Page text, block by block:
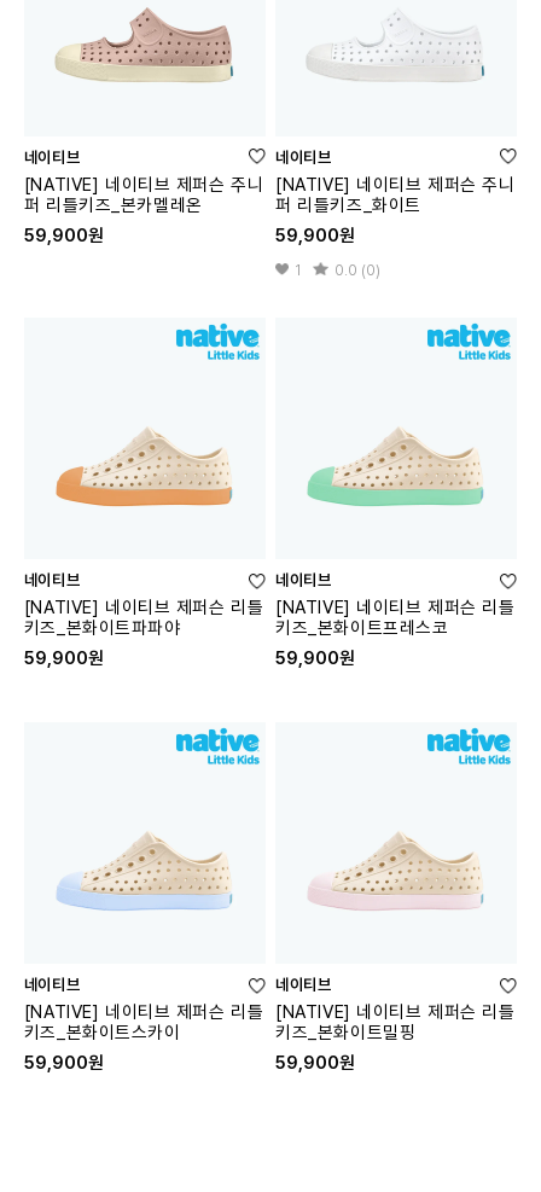
네이티브
[NATIVE] 네이티브 제퍼슨 주니
퍼 리틀키즈_본카멜레온
59,900원
네이티브
[NATIVE] 네이티브 제퍼슨 주니
퍼 리틀키즈_화이트
59,900원
1 0.0 (0)
네이티브
[NATIVE] 네이티브 제퍼슨 리틀
키즈_본화이트파파야
59,900원
네이티브
[NATIVE] 네이티브 제퍼슨 리틀
키즈_본화이트프레스코
59,900원
네이티브
[NATIVE] 네이티브 제퍼슨 리틀
키즈_본화이트스카이
59,900원
네이티브
[NATIVE] 네이티브 제퍼슨 리틀
키즈_본화이트밀핑
59,900원